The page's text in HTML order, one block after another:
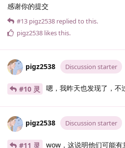
感谢你的提交
#13 pigz2538 replied to this.
pigz2538 likes this.
pigz2538 Discussion starter
#10 灵 嗯，我昨天也发现了，不
pigz2538 Discussion starter
#11 灵 wow，这说明他们可能有